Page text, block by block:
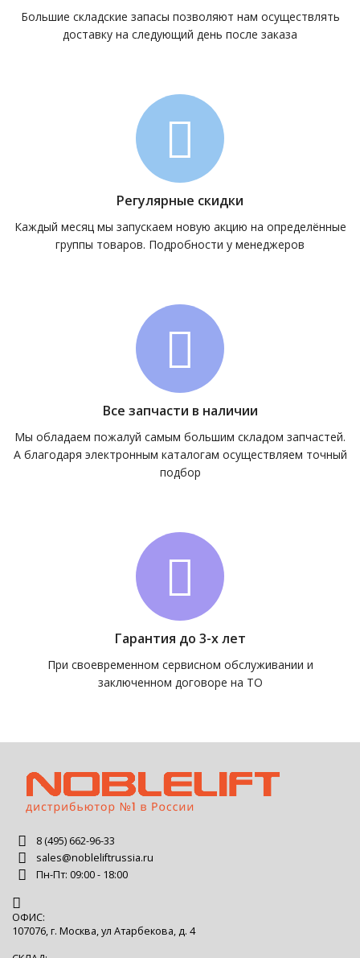
Большие складские запасы позволяют нам осуществлять
доставку на следующий день после заказа
Регулярные скидки
Каждый месяц мы запускаем новую акцию на определённые
группы товаров. Подробности у менеджеров
Все запчасти в наличии
Мы обладаем пожалуй самым большим складом запчастей.
А благодаря электронным каталогам осуществляем точный
подбор
Гарантия до 3-х лет
При своевременном сервисном обслуживании и
заключенном договоре на ТО
8 (495) 662-96-33
sales@nobleliftrussia.ru
Пн-Пт: 09:00 - 18:00
ОФИС:
107076, г. Москва, ул Атарбекова, д. 4